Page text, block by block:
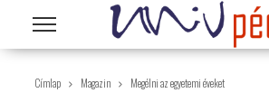
Ugrás a tartalomra
Címlap Magazin Megélni az egyetemi éveket